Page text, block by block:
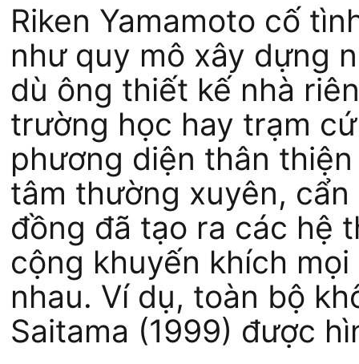
Riken Yamamoto cố
như quy mô xây dựng
dù ông thiết kế nhà
trường học hay trạm
phương diện thân
tâm thường xuyên,
đồng đã tạo ra các hệ
cộng khuyến khích
nhau. Ví dụ, toàn bộ
Saitama (1999) được